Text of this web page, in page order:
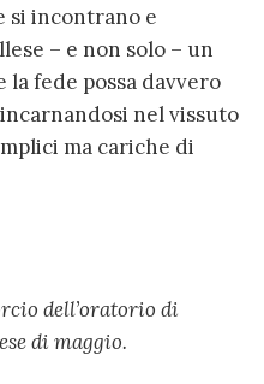
si incontrano e
– e non solo – un
la fede possa davvero
nel vissuto
ma cariche di
dell’oratorio di
di maggio.